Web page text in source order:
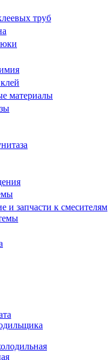
труб
материалы
и запчасти к смесителям